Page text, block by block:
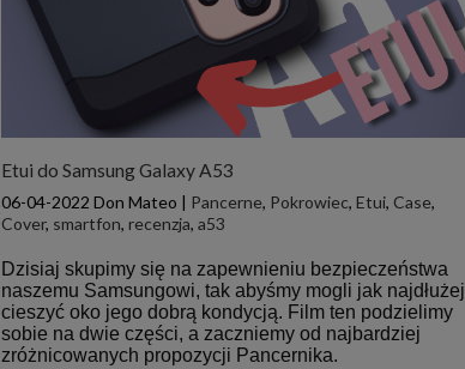
Etui do Samsung Galaxy A53
06-04-2022 Don Mateo | Pancerne, Pokrowiec,Etui, Case,
Cover, smartfon,recenzja,a53
Dzisiaj skupimy się na zapewnieniu bezpieczeństwa
naszemu Samsungowi, tak abyśmy mogli jak najdłużej
cieszyć oko jego dobrą kondycją. Film ten podzielimy
sobie na dwie części, a zaczniemy od najbardziej
zróżnicowanych propozycji Pancernika.